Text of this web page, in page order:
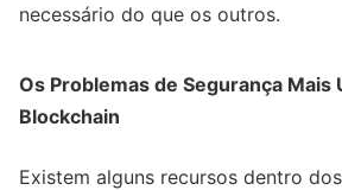
necessário do que os outros.
Os Problemas de Segurança Mais
Blockchain
Existem alguns recursos dentro